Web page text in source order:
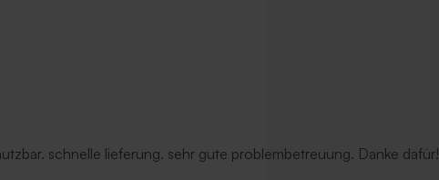
schnelle lieferung. sehr gute problembetreuung. Danke dafür!